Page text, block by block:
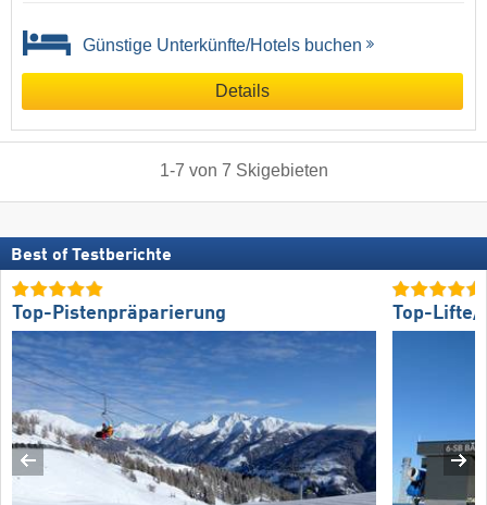
Günstige Unterkünfte/Hotels buchen
Details
1-7 von 7 Skigebieten
Best of Testberichte
Top-Pistenpräparierung Top-Lifte/